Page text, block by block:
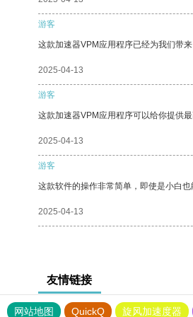
游客
这款加速器VPM应用程序已经为我们带来
2025-04-13
游客
这款加速器VPM应用程序可以给你提供
2025-04-13
游客
这款软件的操作非常简单，即使是小白也
2025-04-13
友情链接
网站地图 QuickQ 旋风加速度器